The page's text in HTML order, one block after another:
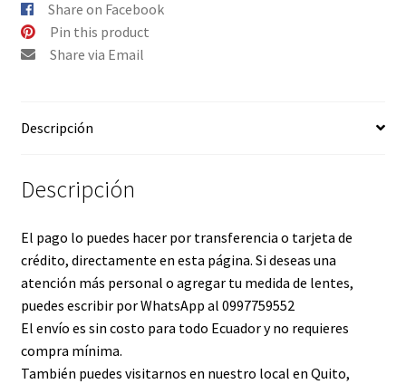
Share on Facebook
Pin this product
Share via Email
Descripción
Descripción
El pago lo puedes hacer por transferencia o tarjeta de
crédito, directamente en esta página. Si deseas una
atención más personal o agregar tu medida de lentes,
puedes escribir por WhatsApp al 0997759552
El envío es sin costo para todo Ecuador y no requieres
compra mínima.
También puedes visitarnos en nuestro local en Quito,